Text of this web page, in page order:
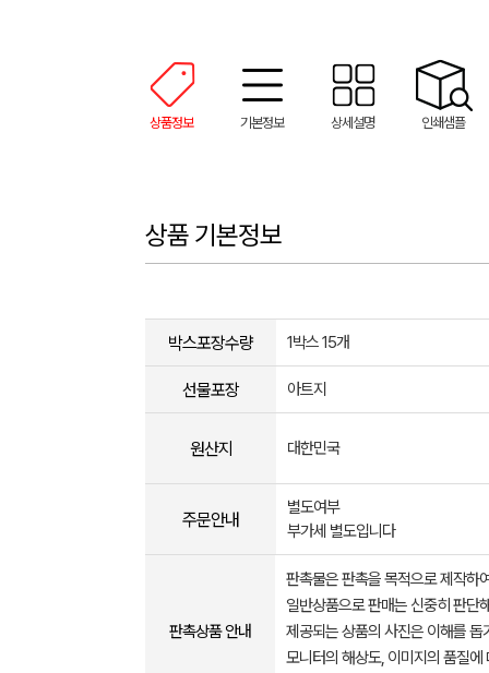
상품정보 기본정보 상세설명 인쇄샘플
상품 기본정보
박스포장수량 1박스 15개
선물포장 아트지
원산지 대한민국
주문안내
별도여부
부가세 별도입니다
판촉상품 안내
판촉물은 판촉을 목적으로 제작하
일반상품으로 판매는 신중히 판단
제공되는 상품의 사진은 이해를
모니터의 해상도, 이미지의 품질